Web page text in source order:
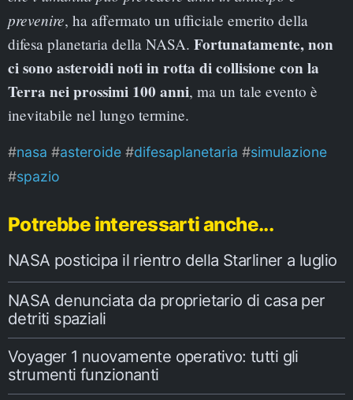
prevenire, ha affermato un ufficiale emerito della
difesa planetaria della NASA. Fortunatamente, non
ci sono asteroidi noti in rotta di collisione con la
Terra nei prossimi 100 anni, ma un tale evento è
inevitabile nel lungo termine.
nasa asteroide difesaplanetaria
simulazione
spazio
Potrebbe interessarti anche...
NASA posticipa il rientro della Starliner a luglio
NASA denunciata da proprietario di casa per
detriti spaziali
Voyager 1 nuovamente operativo: tutti gli
strumenti funzionanti